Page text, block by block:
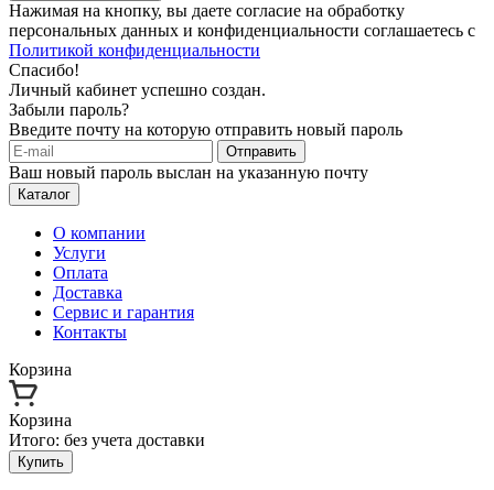
Нажимая на кнопку, вы даете согласие на обработку
персональных данных и конфиденциальности соглашаетесь с
Политикой конфиденциальности
Спасибо!
Личный кабинет успешно создан.
Забыли пароль?
Введите почту на которую отправить новый пароль
Отправить
Ваш новый пароль выслан на указанную почту
Каталог
О компании
Услуги
Оплата
Доставка
Сервис и гарантия
Контакты
Корзина
Корзина
Итого: без учета доставки
Купить